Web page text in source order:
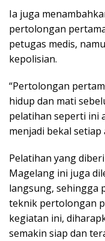
Ia juga
pertolongan
petugas medis,
kepolisian.
“Pertolongan
hidup dan mati
pelatihan seperti ini
menjadi bekal setiap
Pelatihan yang
Magelang ini juga
langsung, sehingga
teknik pertolongan
kegiatan ini,
semakin siap dan